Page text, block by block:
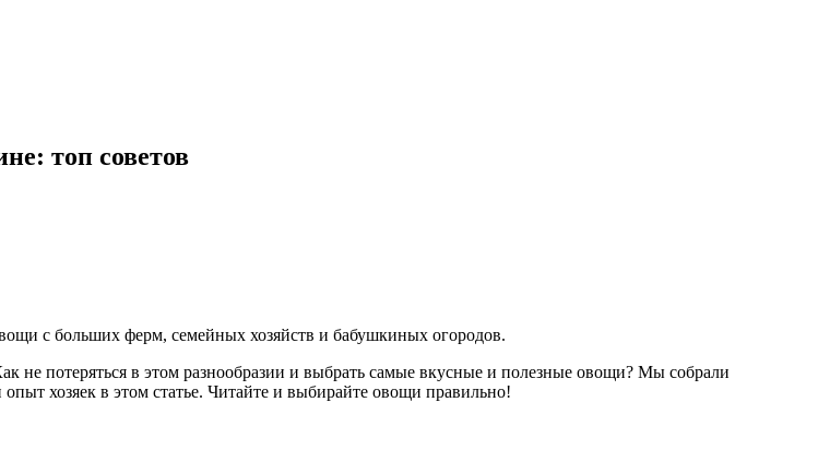
топ советов
с больших ферм, семейных хозяйств и бабушкиных огородов.
потеряться в этом разнообразии и выбрать самые вкусные и полезные овощи? Мы собрали
хозяек в этом статье. Читайте и выбирайте овощи правильно!